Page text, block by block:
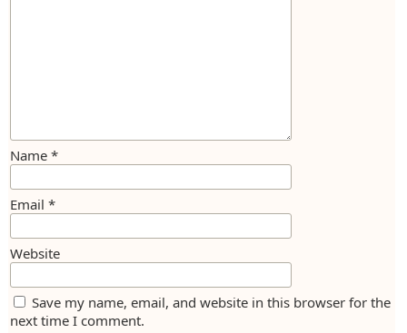
Name *
Email *
Website
Save my name, email, and website in this browser for the
next time I comment.